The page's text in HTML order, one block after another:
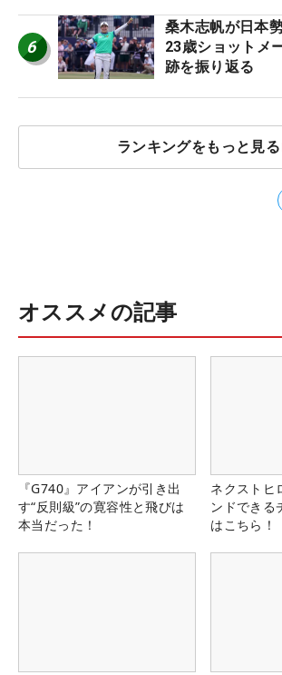
6
桑木志帆が日本
23歳ショットメ
跡を振り返る
ランキングをもっと見る
オススメの記事
『G740』アイアンが引き出
す“反則級”の寛容性と飛びは
本当だった！
ネクストヒ
ンドできる
はこちら！